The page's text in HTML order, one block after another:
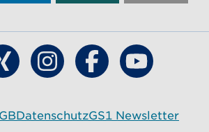
Germany auf LinkedIn
Finde GS1 Germany auf Xing
Finde GS1 Germany
Finde GS1
Finde
DatenschutzGS1 Newsletter